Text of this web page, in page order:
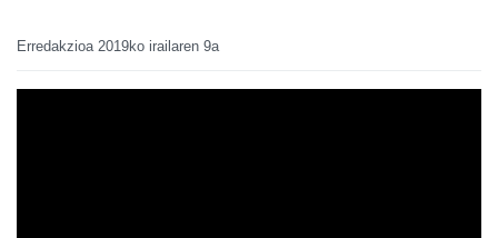
Erredakzioa 2019ko irailaren 9a